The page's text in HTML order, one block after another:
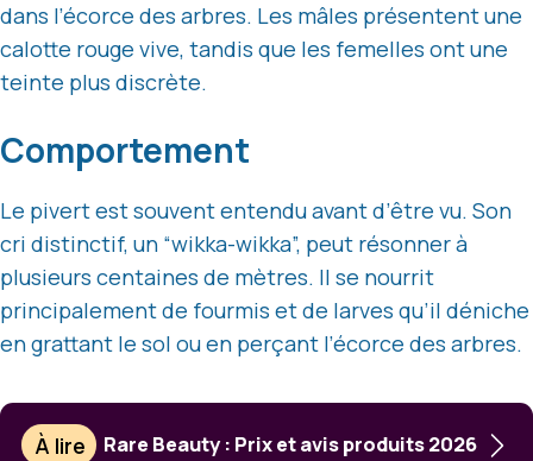
dans l’écorce des arbres. Les mâles présentent une
calotte rouge vive, tandis que les femelles ont une
teinte plus discrète.
Comportement
Le pivert est souvent entendu avant d’être vu. Son
cri distinctif, un “wikka-wikka”, peut résonner à
plusieurs centaines de mètres. Il se nourrit
principalement de fourmis et de larves qu’il déniche
en grattant le sol ou en perçant l’écorce des arbres.
À lire Rare Beauty : Prix et avis produits 2026